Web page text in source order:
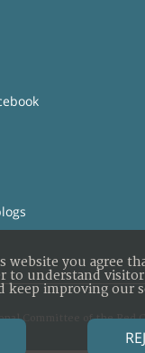
Committee of the Red
website you agree
to understand visitor
keep improving our